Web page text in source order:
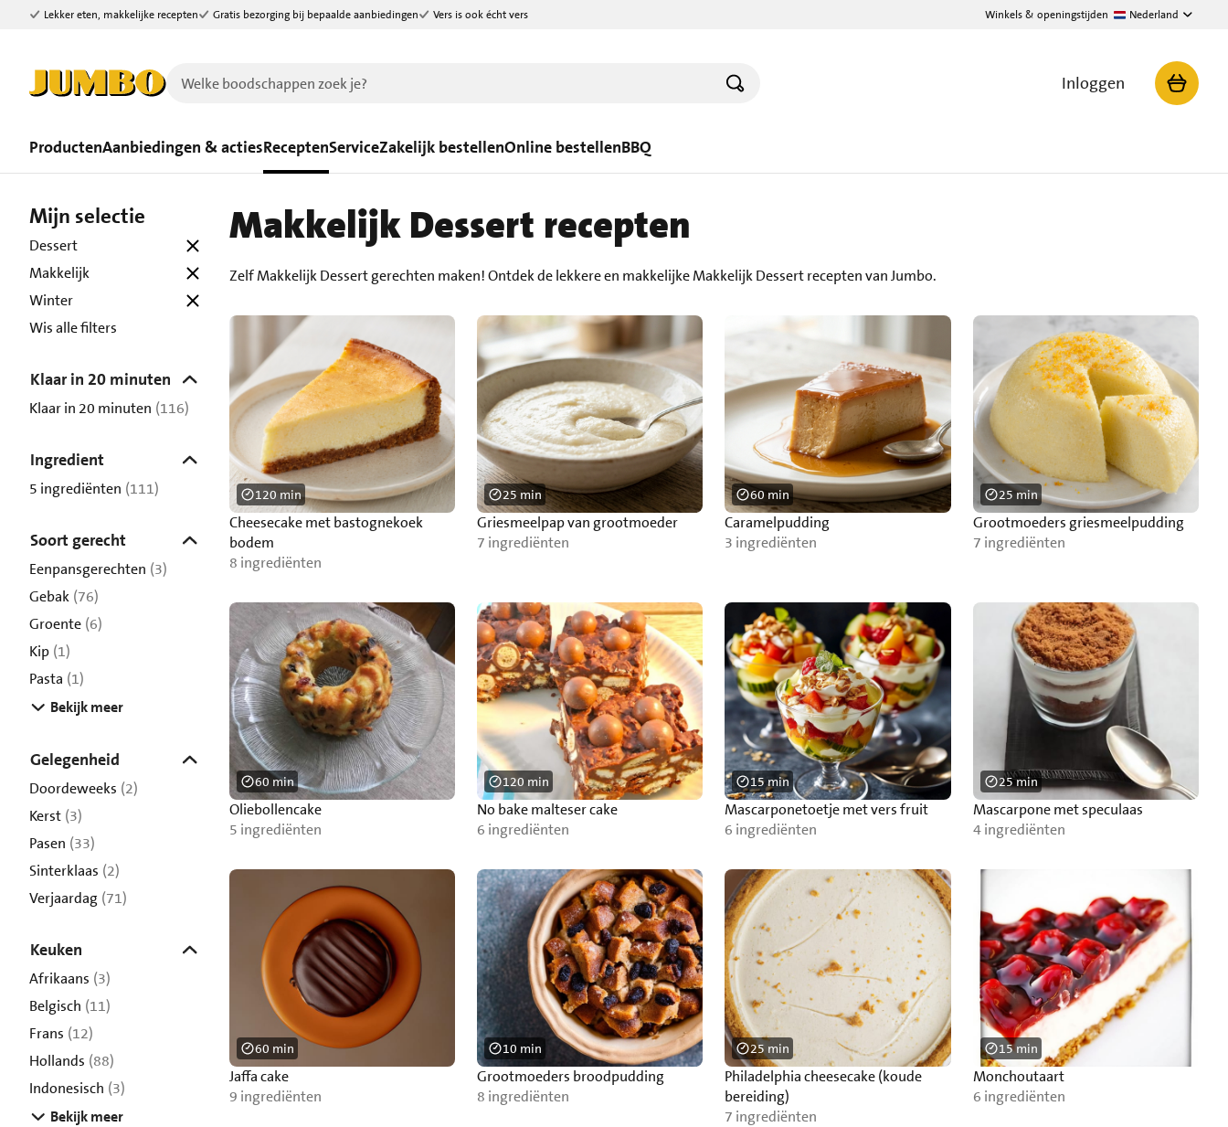
Ga naar zoeken
Ga naar hoofdinhoud
Lekker eten, makkelijke recepten Gratis bezorging bij bepaalde aanbiedingen Vers is ook écht vers Winkels & openingstijden Nederland
Inloggen
ProductenAanbiedingen & actiesReceptenServiceZakelijk bestellenOnline bestellenBBQ
Mijn selectie
Dessert
Makkelijk
Winter
Wis alle filters
Klaar in 20 minuten
Klaar in 20 minuten (116)
Ingredient
5 ingrediënten (111)
Soort gerecht
Eenpansgerechten (3)
Gebak (76)
Groente (6)
Kip (1)
Pasta (1)
Bekijk meer
Gelegenheid
Doordeweeks (2)
Kerst (3)
Pasen (33)
Sinterklaas (2)
Verjaardag (71)
Keuken
Afrikaans (3)
Belgisch (11)
Frans (12)
Hollands (88)
Indonesisch (3)
Bekijk meer
Makkelijk Dessert recepten
Zelf Makkelijk Dessert gerechten maken! Ontdek de lekkere en makkelijke Makkelijk Dessert recepten van Jumbo.
Cheesecake met bastognekoek
bodem
8 ingrediënten
120 min
Griesmeelpap van grootmoeder
7 ingrediënten
25 min
Caramelpudding
3 ingrediënten
60 min
Grootmoeders griesmeelpudding
7 ingrediënten
25 min
Oliebollencake
5 ingrediënten
60 min
No bake malteser cake
6 ingrediënten
120 min
Mascarponetoetje met vers fruit
6 ingrediënten
15 min
Mascarpone met speculaas
4 ingrediënten
25 min
Jaffa cake
9 ingrediënten
60 min
Grootmoeders broodpudding
8 ingrediënten
10 min
Philadelphia cheesecake (koude
bereiding)
7 ingrediënten
25 min
Monchoutaart
6 ingrediënten
15 min